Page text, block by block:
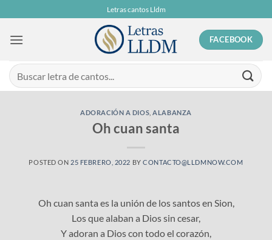
to
content
Letras cantos Lldm
FACEBOOK
ADORACIÓN A DIOS ,ALABANZA
Oh cuan santa
POSTED ON 25 FEBRERO, 2022 BYCONTACTO@LLDMNOW.COM
Oh cuan santa es la unión de los santos en Sion,
Los que alaban a Dios sin cesar,
Y adoran a Dios con todo el corazón,